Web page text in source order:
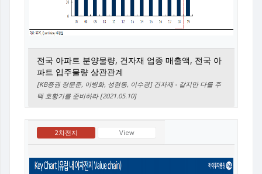
전국 아파트 분양물량, 건자재 업종 매출액, 전국 아
파트 입주물량 상관관계
[KB증권 장문준, 이병화, 성현동, 이수경] 건자재 - 같지만 다를 주
택 호황기를 준비하라 [2021.05.10]
2차전지 View